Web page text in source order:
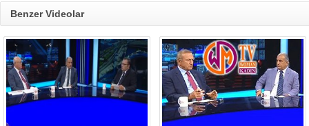
Benzer Videolar